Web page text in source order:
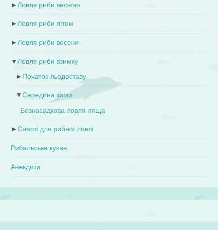
► Ловля риби весною
►Ловля риби літом
► Ловля риби восени
▼ Ловля риби взимку
► Початок льодоставу
▼Середина зими
Безнасадкова ловля ляща
►Снасті для рибної ловлі
Рибальська кухня
Анекдоти